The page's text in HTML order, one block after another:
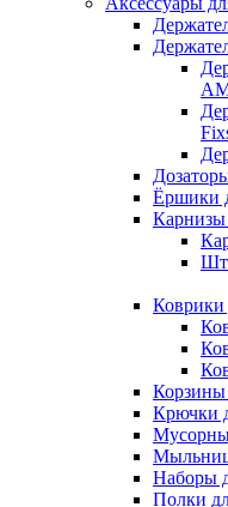
Ёршики
Коврики
Корзины
Крючки
Наборы
Полки